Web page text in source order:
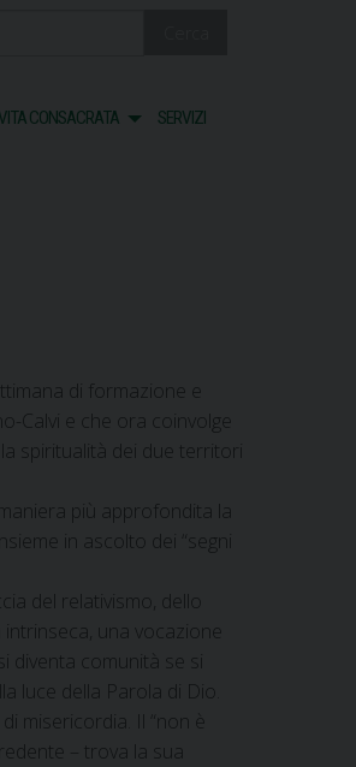
VITA CONSACRATA SERVIZI
di formazione e
Calvi e che ora coinvolge
spiritualità dei due territori
più approfondita la
in ascolto dei “segni
del relativismo, dello
una vocazione
comunità se si
luce della Parola di Dio.
misericordia. Il “non è
– trova la sua